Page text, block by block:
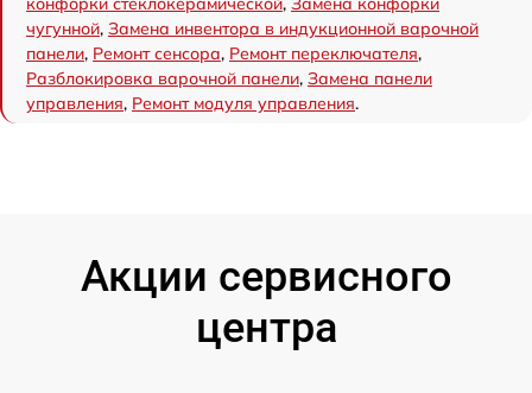
чугунной, Замена инвентора в индукционной варочной
панели, Ремонт сенсора, Ремонт переключателя,
Разблокировка варочной панели, Замена панели
управления, Ремонт модуля управления.
Акции сервисного
центра